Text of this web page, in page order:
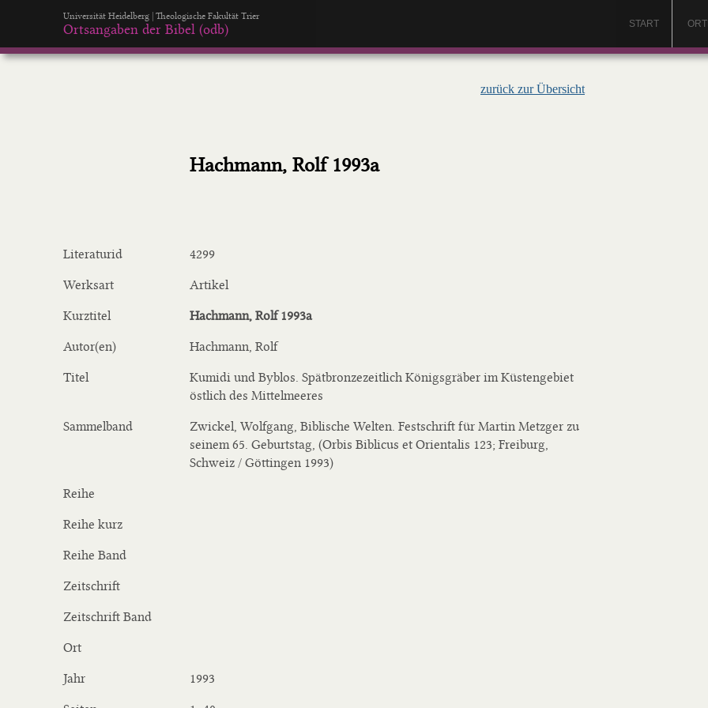
Universität Heidelberg | Theologische Fakultät Trier
Ortsangaben der Bibel (odb) START
zurück zur Übersicht
Hachmann, Rolf 1993a
Literaturid 4299
Werksart Artikel
Kurztitel Hachmann, Rolf 1993a
Autor(en) Hachmann, Rolf
Titel
Kumidi und Byblos. Spätbronzezeitlich Königsgräber im Küstengebiet
östlich des Mittelmeeres
Sammelband
Zwickel, Wolfgang, Biblische Welten. Festschrift für Martin Metzger zu
seinem 65. Geburtstag, (Orbis Biblicus et Orientalis 123; Freiburg,
Schweiz / Göttingen 1993)
Reihe
Reihe kurz
Reihe Band
Zeitschrift
Zeitschrift Band
Ort
Jahr 1993